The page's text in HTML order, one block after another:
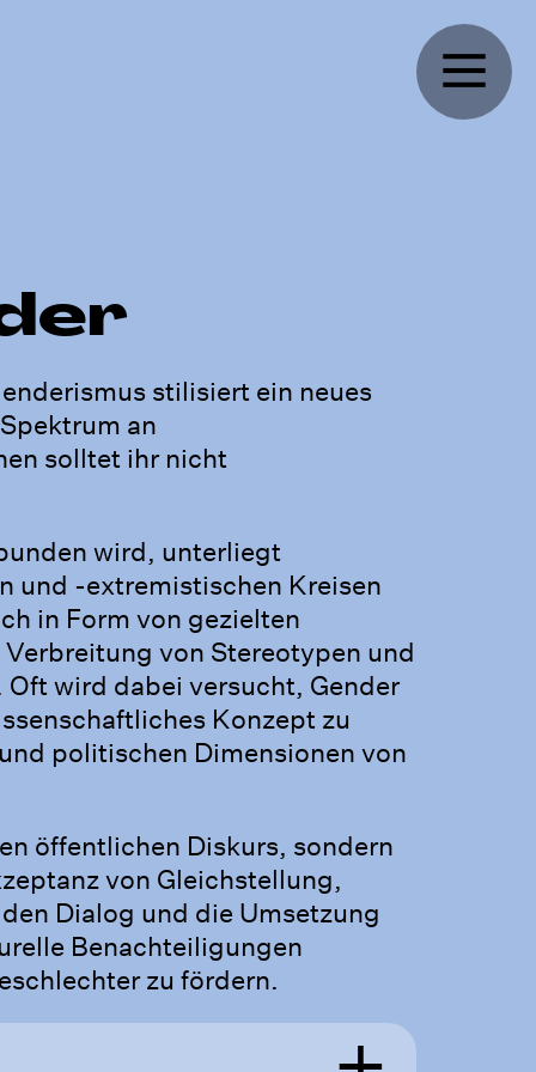
stilisiert ein neues
an
solltet ihr nicht
wird, unterliegt
und -extremistischen Kreisen
in Form von gezielten
von Stereotypen und
wird dabei versucht, Gender
Konzept zu
politischen Dimensionen von
öffentlichen Diskurs, sondern
von Gleichstellung,
Dialog und die Umsetzung
Benachteiligungen
zu fördern.